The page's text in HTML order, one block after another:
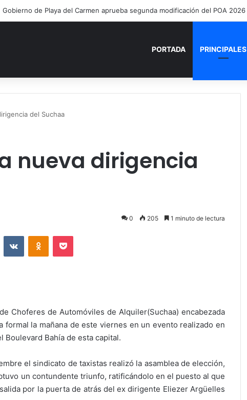
PORTADA PRINCIPALES
del Suchaa
nueva dirigencia
0 205 1 minuto de lectura
VKontakteOdnoklassniki
Pocket
Choferes de Automóviles de Alquiler(Suchaa) encabezada
formal la mañana de este viernes en un evento realizado en
Boulevard Bahía de esta capital.
el sindicato de taxistas realizó la asamblea de elección,
un contundente triunfo, ratificándolo en el puesto al que
por la puerta de atrás del ex dirigente Eliezer Argüelles